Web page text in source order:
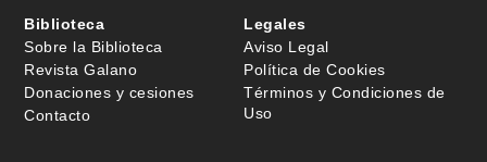
Biblioteca
Sobre la Biblioteca
Revista Galano
Donaciones y cesiones
Contacto
Legales
Aviso Legal
Política de Cookies
Términos y Condiciones de
Uso